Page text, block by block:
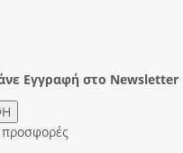
Eγγραφή στο Newsletter